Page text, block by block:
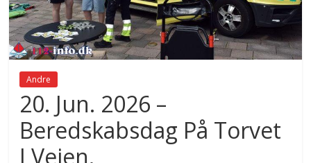
Andre
20. Jun. 2026 –
Beredskabsdag På Torvet
I Vejen.